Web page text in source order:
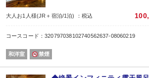
大人お1人様(JR＋宿泊/1泊) ：税込
コースコード：320797038102740562637-08060219
和洋室 禁煙